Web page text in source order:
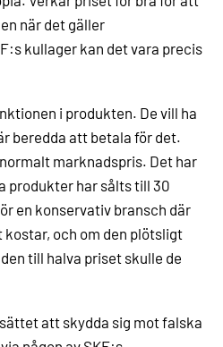
när det gäller
kullager kan det vara precis
i produkten. De vill ha
beredda att betala för det.
marknadspris. Det har
produkter har sålts till 30
en konservativ bransch där
kostar, och om den plötsligt
till halva priset skulle de
att skydda sig mot falska